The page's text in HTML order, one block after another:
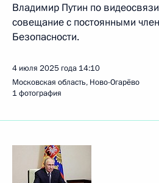
Владимир Путин по
совещание с постоянными
Безопасности.
4 июля 2025 года 14:10
Московская область, Ново-Огарёво
1 фотография